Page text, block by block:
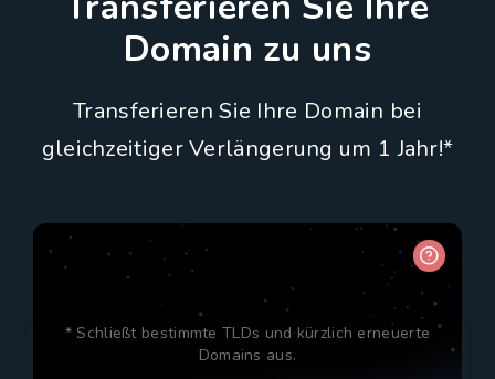
Domain zu uns
Transferieren Sie Ihre Domain bei
gleichzeitiger Verlängerung um 1 Jahr!*
* Schließt bestimmte TLDs und kürzlich erneuerte
Domains aus.